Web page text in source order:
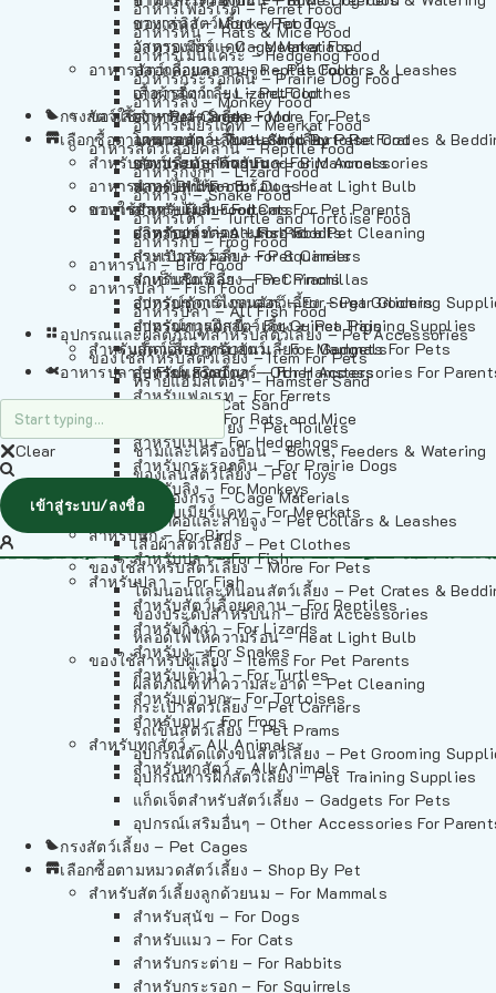
อาหารเฟอร์เร็ต – Ferret Food
อาหารหนู – Rats & Mice Food
อาหารเม่นแคระ – Hedgehog Food
อาหารกระรอกดิน – Prairie Dog Food
อาหารลิง – Monkey Food
อาหารเมียร์แคท – Meerkat Food
อาหารสัตว์เลี้อยคลาน – Reptile Food
อาหารกิ้งก่า – Lizard Food
อาหารงู – Snake Food
อาหารเต่า – Turtle and Tortoise Food
อาหารกบ – Frog Food
อาหารนก – Bird Food
อาหารปลา – Fish Food
อาหารปลา – All Fish Food
อุปกรณและผลิตภัณฑ์สำหรับสัตว์เลี้ยง – Pet Accessories
ของใช้สำหรับสัตว์เลี้ยง – Item For Pets
ทรายแฮมสเตอร์ – Hamster Sand
ทรายแมว – Cat Sand
ห้องน้ำสัตว์เลี้ยง – Pet Toilets
ชามและเครื่องป้อน – Bowls, Feeders & Watering
ของเล่นสัตว์เลี้ยง – Pet Toys
วัสดุรองกรง – Cage Materials
ปลอกคอและสายจูง – Pet Collars & Leashes
เสื้อผ้าสัตว์เลี้ยง – Pet Clothes
ของใช้สำหรับสัตว์เลี้ยง – More For Pets
โดมนอนและที่นอนสัตว์เลี้ยง – Pet Crates &
ของประดับสำหรับนก – Bird Accessories
หลอดไฟให้ความร้อน – Heat Light Bulb
ของใช้สำหรับผู้เลี้ยง – Items For Pet Parents
ผลิตภัณฑ์ทำความสะอาด – Pet Cleaning
กระเป๋าสัตว์เลี้ยง – Pet Carriers
รถเข็นสัตว์เลี้ยง – Pet Prams
อุปกรณ์ตัดแต่งขนสัตว์เลี้ยง – Pet Grooming
อุปกรณ์การฝึกสัตว์เลี้ยง – Pet Training Supplies
แก็ดเจ็ตสำหรับสัตว์เลี้ยง – Gadgets For Pets
อุปกรณ์เสริมอื่นๆ – Other Accessories For
กรงสัตว์เลี้ยง – Pet Cages
เลือกซื้อตามหมวดสัตว์เลี้ยง – Shop By Pet
สำหรับสัตว์เลี้ยงลูกด้วยนม – For Mammals
สำหรับสุนัข – For Dogs
สำหรับแมว – For Cats
สำหรับกระต่าย – For Rabbits
สำหรับกระรอก – For Squirrels
อาหารลิง – Monkey Food
อาหารเมียร์แคท – Meerkat Food
อาหารสัตว์เลี้อยคลาน – Reptile Food
อาหารกิ้งก่า – Lizard Food
อาหารงู – Snake Food
อาหารเต่า – Turtle and Tortoise Food
อาหารกบ – Frog Food
อาหารนก – Bird Food
อาหารปลา – Fish Food
อาหารปลา – All Fish Food
ของเล่นสัตว์เลี้ยง – Pet Toys
วัสดุรองกรง – Cage Materials
ปลอกคอและสายจูง – Pet Collars & Leashes
เสื้อผ้าสัตว์เลี้ยง – Pet Clothes
ของใช้สำหรับสัตว์เลี้ยง – More For Pets
โดมนอนและที่นอนสัตว์เลี้ยง – Pet Crates &
ของประดับสำหรับนก – Bird Accessories
หลอดไฟให้ความร้อน – Heat Light Bulb
ของใช้สำหรับผู้เลี้ยง – Items For Pet Parents
ผลิตภัณฑ์ทำความสะอาด – Pet Cleaning
กระเป๋าสัตว์เลี้ยง – Pet Carriers
รถเข็นสัตว์เลี้ยง – Pet Prams
อุปกรณ์ตัดแต่งขนสัตว์เลี้ยง – Pet Grooming
อุปกรณ์การฝึกสัตว์เลี้ยง – Pet Training Supplies
แก็ดเจ็ตสำหรับสัตว์เลี้ยง – Gadgets For Pets
อุปกรณ์เสริมอื่นๆ – Other Accessories For
กรงสัตว์เลี้ยง – Pet Cages
เลือกซื้อตามหมวดสัตว์เลี้ยง – Shop By Pet
สำหรับสัตว์เลี้ยงลูกด้วยนม – For Mammals
สำหรับสุนัข – For Dogs
สำหรับแมว – For Cats
สำหรับกระต่าย – For Rabbits
สำหรับกระรอก – For Squirrels
สำหรับชินชิล่า – For Chinchillas
สำหรับชูการ์ไกลเดอร์ – For Sugar Gliders
สำหรับหนูแกสบี้ – For Guinea Pigs
สำหรับสัตว์เลี้ยงลูกด้วยนม – For Mammals
สำหรับแฮมสเตอร์ – For Hamsters
สำหรับเฟอเรท – For Ferrets
สำหรับหนู – For Rats and Mice
สำหรับเม่น – For Hedgehogs
สำหรับกระรอกดิน – For Prairie Dogs
สำหรับลิง – For Monkeys
สำหรับเมียร์แคท – For Meerkats
สำหรับนก – For Birds
สำหรับปลา – For Fish
สำหรับปลา – For Fish
สำหรับสัตว์เลื้อยคลาน – For Reptiles
สำหรับกิ้งก่า – For Lizards
สำหรับงู – For Snakes
สำหรับเต่าน้ำ – For Turtles
สำหรับเต่าบก – For Tortoises
สำหรับกบ – For Frogs
สำหรับทุกสัตว์ – All Animals
สำหรับทุกสัตว์ – All Animals
อาหารปลา – Fish Food
Clear
เข้าสู่ระบบ/ลงชื่อ